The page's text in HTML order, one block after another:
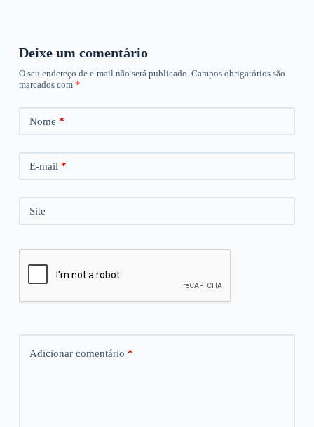
Deixe um comentário
O seu endereço de e-mail não será publicado. Campos obrigatórios são
marcados com *
Nome *
E-mail *
Site
Adicionar comentário *